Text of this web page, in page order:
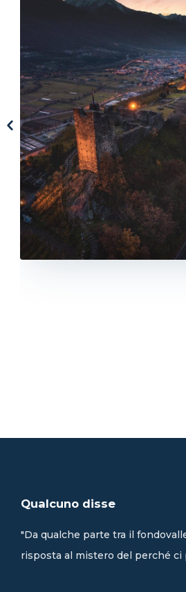
Qualcuno disse
"Da qualche parte tra il
risposta al mistero del perché ci